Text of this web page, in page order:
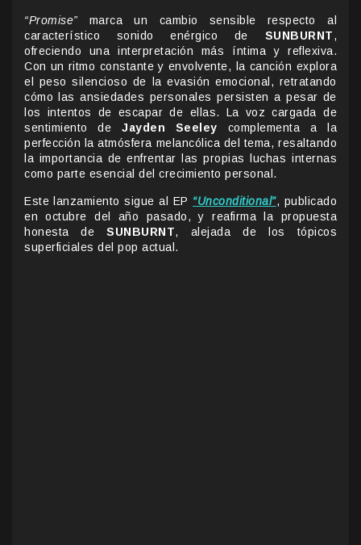
“Promise” marca un cambio sensible respecto al
característico sonido enérgico de SUNBURNT,
ofreciendo una interpretación más íntima y reflexiva.
Con un ritmo constante y envolvente, la canción explora
el peso silencioso de la evasión emocional, retratando
cómo las ansiedades personales persisten a pesar de
los intentos de escapar de ellas. La voz cargada de
sentimiento de Jayden Seeley complementa a la
perfección la atmósfera melancólica del tema, resaltando
la importancia de enfrentar las propias luchas internas
como parte esencial del crecimiento personal.
Este lanzamiento sigue al EP “Unconditional”, publicado
en octubre del año pasado, y reafirma la propuesta
honesta deSUNBURNT, alejada de los tópicos
superficiales del pop actual.